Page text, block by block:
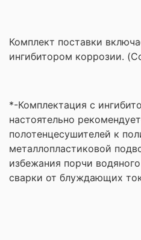
Комплект поставки
ингибитором коррозии.
*-Комплектация с
настоятельно
полотенцесушителей к
металлопластиковой
избежания порчи
сварки от блуждающих